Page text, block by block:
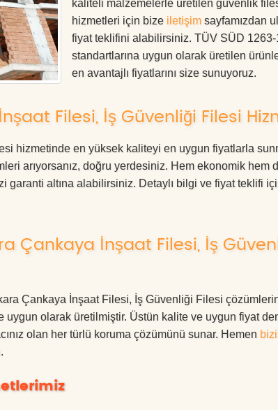
kaliteli malzemelerle üretilen güvenlik
hizmetleri için bize iletişim sayfamızdan
fiyat teklifini alabilirsiniz. TÜV SÜD 1263-
standartlarına uygun olarak üretilen
en avantajlı fiyatlarını size sunuyoruz.
Filesi, İş Güvenliği Filesi
hizmetinde en yüksek kaliteyi en uygun fiyatlarla
arıyorsanız, doğru yerdesiniz. Hem ekonomik hem
garanti altına alabilirsiniz. Detaylı bilgi ve fiyat teklifi
Çankaya İnşaat Filesi, İş
Çankaya İnşaat Filesi, İş Güvenliği Filesi
uygun olarak üretilmiştir. Üstün kalite ve uygun fiyat
olan her türlü koruma çözümünü sunar. Hemen